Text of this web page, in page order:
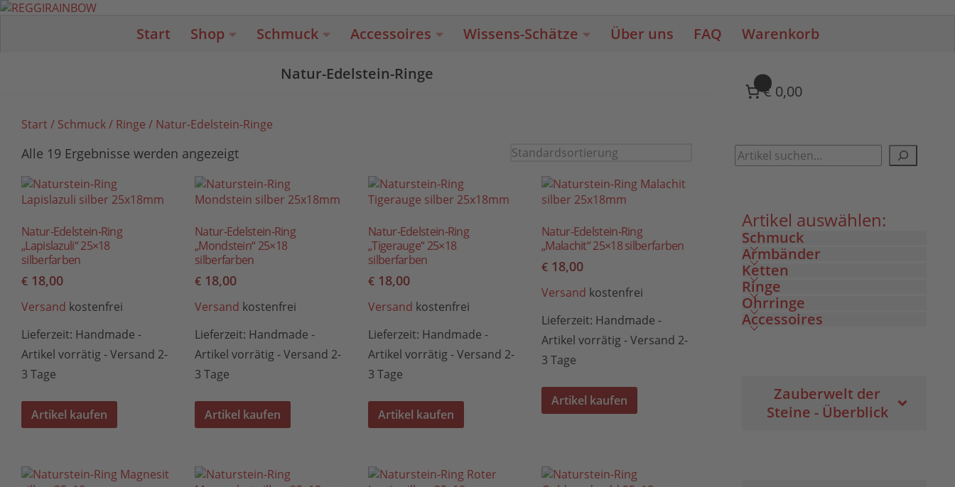
Start Shop Schmuck Accessoires Wissens-Schätze Über uns FAQ Warenkorb
Natur-Edelstein-Ringe
Start / Schmuck/ Ringe / Natur-Edelstein-Ringe
Alle 19 Ergebnisse werden angezeigt
Natur-Edelstein-Ring
„Lapislazuli“ 25×18
silberfarben
€ 18,00
Versand kostenfrei
Lieferzeit: Handmade -
Artikel vorrätig - Versand 2-
3 Tage
Artikel kaufen
Natur-Edelstein-Ring
„Mondstein“ 25×18
silberfarben
€ 18,00
Versand kostenfrei
Lieferzeit: Handmade -
Artikel vorrätig - Versand 2-
3 Tage
Artikel kaufen
Natur-Edelstein-Ring
„Tigerauge“ 25×18
silberfarben
€ 18,00
Versand kostenfrei
Lieferzeit: Handmade -
Artikel vorrätig - Versand 2-
3 Tage
Artikel kaufen
Natur-Edelstein-Ring
„Malachit“ 25×18 silberfarben
€ 18,00
Versand kostenfrei
Lieferzeit: Handmade -
Artikel vorrätig - Versand 2-
3 Tage
Artikel kaufen
€ 0,00
Artikel auswählen:
Schmuck
Armbänder
Ketten
Ringe
Ohrringe
Accessoires
Zauberwelt der
Steine - Überblick